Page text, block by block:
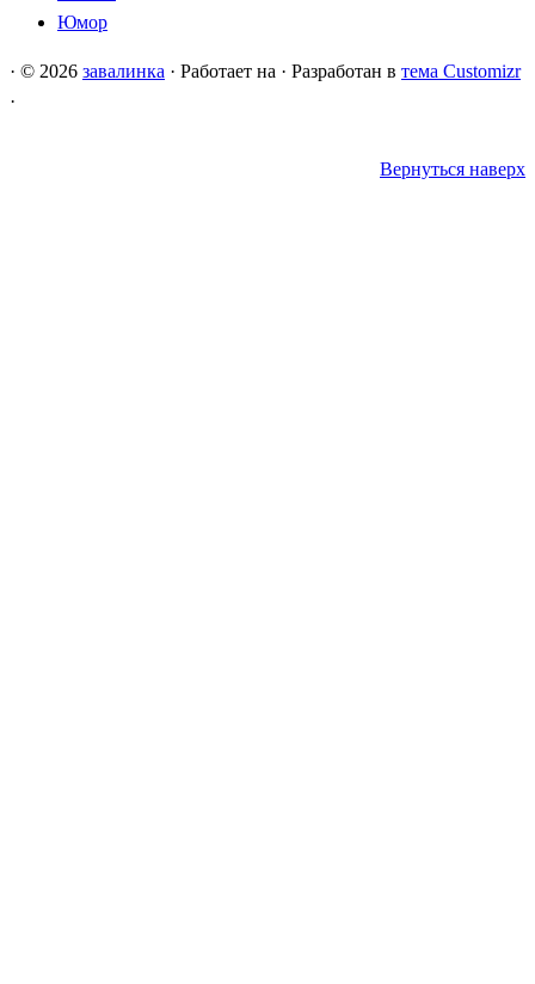
Юмор
· © 2026 завалинка · Работает на · Разработан в тема Customizr
·
Вернуться наверх